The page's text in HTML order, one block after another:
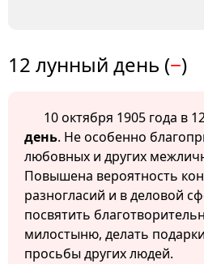
12 лунный день (−)
10 октября 1905 года в
день. Не особенно
любовных и других
Повышена вероятность
разногласий и в деловой
посвятить
милостыню, делать
просьбы других людей.